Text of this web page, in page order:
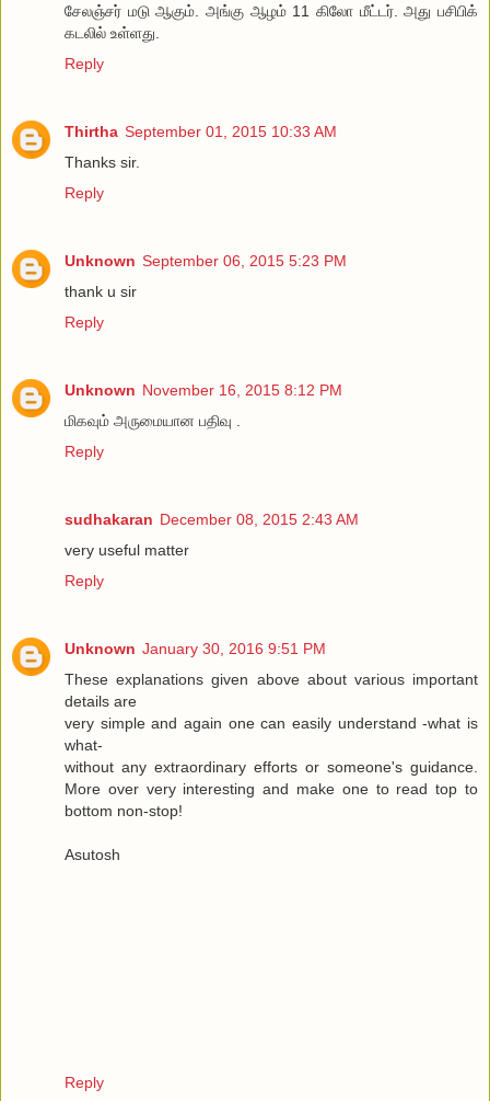
சேலஞ்சர் மடு ஆகும். அங்கு ஆழம் 11 கிலோ மீட்டர். அது பசிபிக்
கடலில் உள்ளது.
Reply
Thirtha September 01, 2015 10:33 AM
Thanks sir.
Reply
Unknown September 06, 2015 5:23 PM
thank u sir
Reply
Unknown November 16, 2015 8:12 PM
மிகவும் அருமையான பதிவு .
Reply
sudhakaran December 08, 2015 2:43 AM
very useful matter
Reply
Unknown January 30, 2016 9:51 PM
These explanations given above about various important
details are
very simple and again one can easily understand -what is
what-
without any extraordinary efforts or someone's guidance.
More over very interesting and make one to read top to
bottom non-stop!
Asutosh
Reply